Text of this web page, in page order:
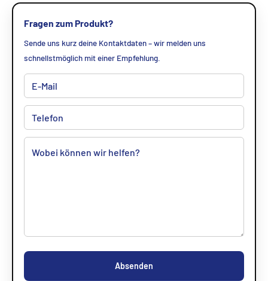
Fragen zum Produkt?
Sende uns kurz deine Kontaktdaten – wir melden uns
schnellstmöglich mit einer Empfehlung.
Absenden